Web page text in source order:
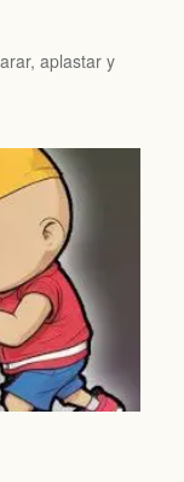
aplastar y